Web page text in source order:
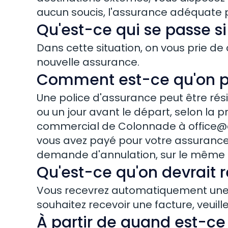
aucun soucis, l'assurance
Qu'est-ce qui se passe
Dans cette situation, on vous prie
nouvelle assurance.
Comment est-ce qu'on
Une police d'assurance peut être
ou un jour avant le départ, selon la
commercial de Colonnade à
vous avez payé pour votre
demande d'annulation, sur le
Qu'est-ce qu'on devrait
Vous recevrez automatiquement
souhaitez recevoir une facture,
À partir de quand est-